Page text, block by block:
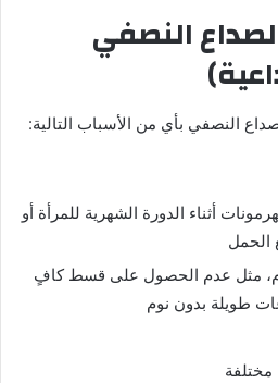
النصفي
النصفي بأي من الأسباب التالية:
أثناء الدورة الشهرية للمرأة أو
الحمل
مثل عدم الحصول على قسط كافٍ
طويلة بدون نوم